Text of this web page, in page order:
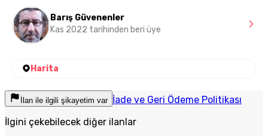
Barış Güvenenler
Kas 2022 tarihinden beri üye
Harita
İlan ile ilgili şikayetim var İade ve Geri Ödeme Politikası
İlgini çekebilecek diğer ilanlar